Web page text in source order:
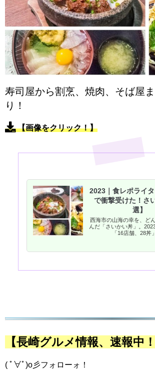
寿司屋から割烹、焼肉、そば屋
り！
【画像をクリック！】
2023｜食レポライ
で衝撃受けた！さ
選】
西海市の山海の幸を、ど
んだ「さいかい丼」。
「16店舗、28丼
【長崎グルメ情報、速報中！
( ﾟ∀ﾟ)o彡フォローォ！